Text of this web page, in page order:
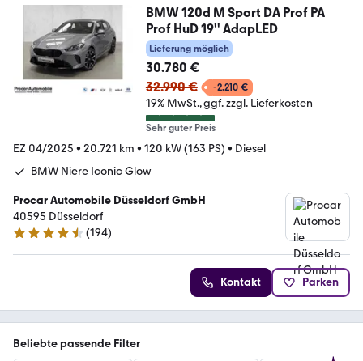
BMW 120d M Sport DA Prof PA
Prof HuD 19'' AdapLED
Lieferung möglich
30.780 €
32.990 €
-2.210 €
19% MwSt. ggf. zzgl. Lieferkosten
Sehr guter Preis
EZ 04/2025 • 20.721 km • 120 kW (163 PS) • Diesel
BMW Niere Iconic Glow
Procar Automobile Düsseldorf GmbH
40595 Düsseldorf
4.7 Sterne
(194)
Kontakt Parken
Beliebte passende Filter